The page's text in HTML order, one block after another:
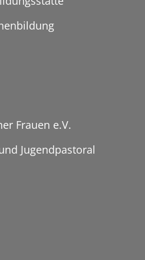
Frauen e.V.
Jugendpastoral